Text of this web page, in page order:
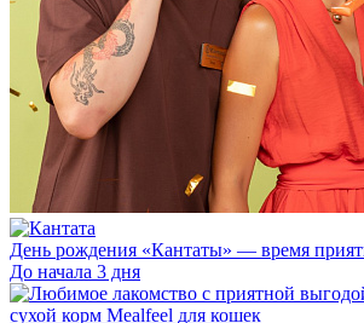
День рождения «Кантаты» — время
До начала 3 дня